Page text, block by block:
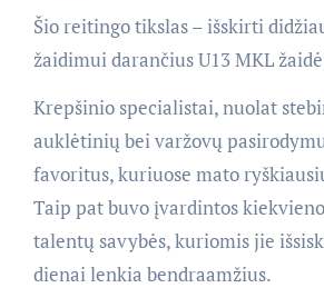
Šio reitingo tikslas – išskirti
žaidimui darančius U13 MKL
Krepšinio specialistai, nuolat
auklėtinių bei varžovų
favoritus, kuriuose mato
Taip pat buvo įvardintos
talentų savybės, kuriomis jie
dienai lenkia bendraamžius.